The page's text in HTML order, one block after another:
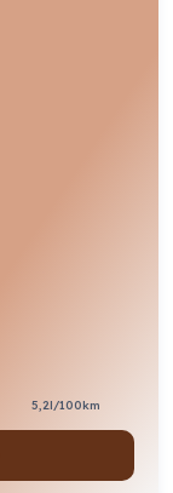
5,2l/100km